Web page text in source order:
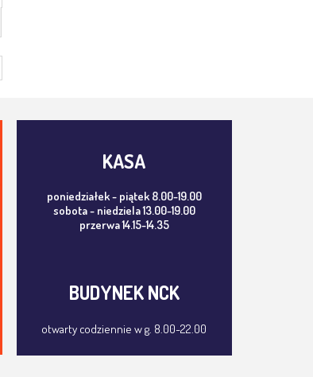
KASA
poniedziałek - piątek 8.00-19.00
sobota - niedziela 13.00-19.00
przerwa 14.15-14.35
BUDYNEK NCK
otwarty codziennie w g. 8.00-22.00